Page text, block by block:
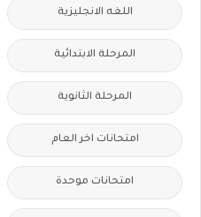
اللغه الانجليزية
المرحلة الابتدائية
المرحلة الثانوية
امتحانات اخر العام
امتحانات موحدة